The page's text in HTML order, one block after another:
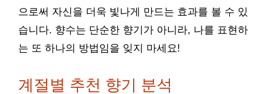
으로써 자신을 더욱 빛나게 만드는 효과를 볼 수 있
습니다. 향수는 단순한 향기가 아니라, 나를 표현하
는 또 하나의 방법임을 잊지 마세요!
계절별 추천 향기 분석